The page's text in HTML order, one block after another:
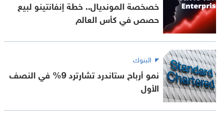
خصخصة المونديال.. خطة إنفانتينو لبيع
حصص في كأس العالم
البنوك
نمو أرباح ستاندرد تشارترد 9% في النصف
الأول